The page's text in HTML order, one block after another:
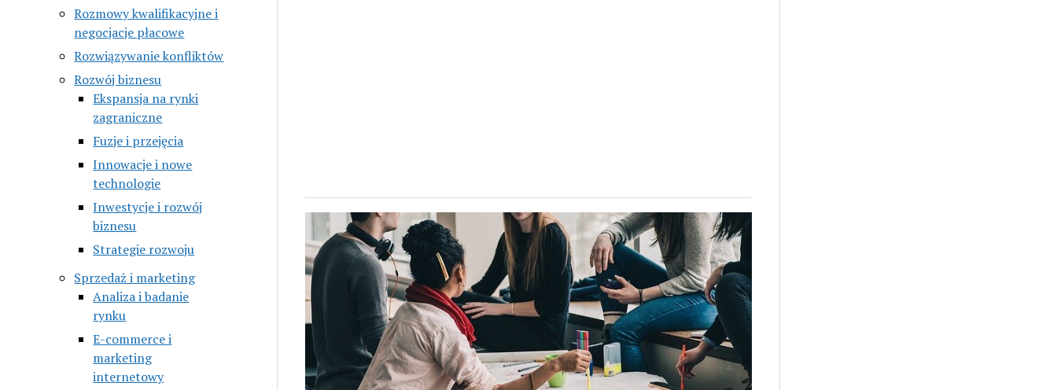
Rozmowy kwalifikacyjne i
negocjacje płacowe
Rozwiązywanie konfliktów
Rozwój biznesu
Ekspansja na rynki
zagraniczne
Fuzje i przejęcia
Innowacje i nowe
technologie
Inwestycje i rozwój
biznesu
Strategie rozwoju
Sprzedaż i marketing
Analiza i badanie
rynku
E-commerce i
marketing
internetowy